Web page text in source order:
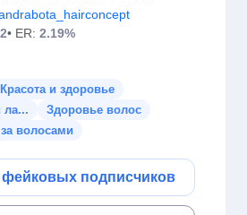
• ER: 2.19%
Красота и здоровье
ла...
Здоровье волос
волосами
фейковых подписчиков